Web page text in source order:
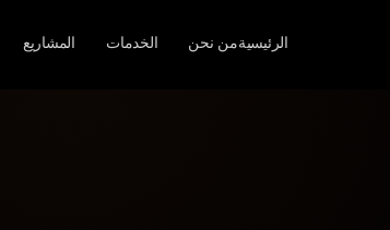
الرئيسيةمن نحن الخدمات المشاريع